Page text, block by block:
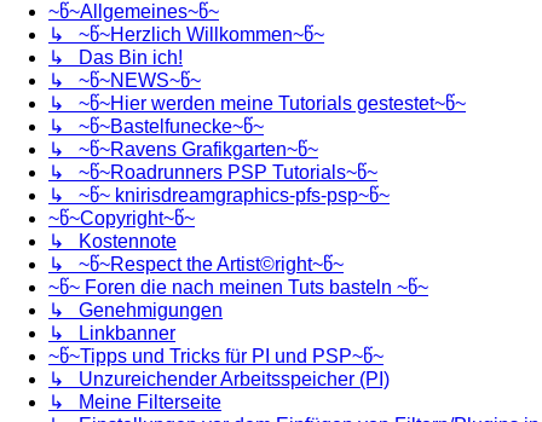
~წ~Allgemeines~წ~
↳ ~წ~Herzlich Willkommen~წ~
↳ Das Bin ich!
↳ ~წ~NEWS~წ~
↳ ~წ~Hier werden meine Tutorials gestestet~წ~
↳ ~წ~Bastelfunecke~წ~
↳ ~წ~Ravens Grafikgarten~წ~
↳ ~წ~Roadrunners PSP Tutorials~წ~
↳ ~წ~ knirisdreamgraphics-pfs-psp~წ~
~წ~Copyright~წ~
↳ Kostennote
↳ ~წ~Respect the Artist©right~წ~
~წ~ Foren die nach meinen Tuts basteln ~წ~
↳ Genehmigungen
↳ Linkbanner
~წ~Tipps und Tricks für PI und PSP~წ~
↳ Unzureichender Arbeitsspeicher (PI)
↳ Meine Filterseite